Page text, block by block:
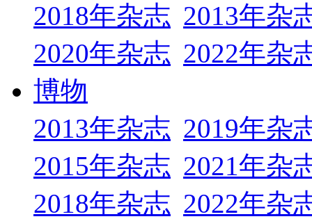
2018年杂志 2013年杂
2020年杂志 2022年杂
博物
2013年杂志 2019年杂
2015年杂志 2021年杂
2018年杂志 2022年杂